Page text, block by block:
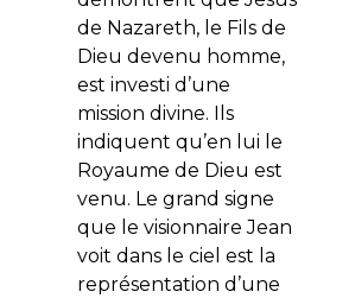
de Nazareth, le Fils de
Dieu devenu homme,
est investi d’une
mission divine. Ils
indiquent qu’en lui le
Royaume de Dieu est
venu. Le grand signe
que le visionnaire Jean
voit dans le ciel est la
représentation d’une